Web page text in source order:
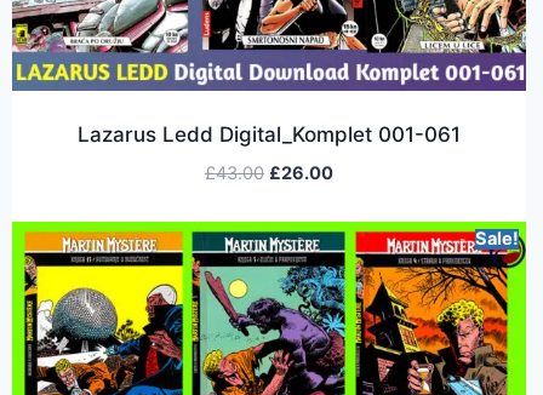
Lazarus Ledd Digital_Komplet 001-061
£43.00 £26.00
Sale!